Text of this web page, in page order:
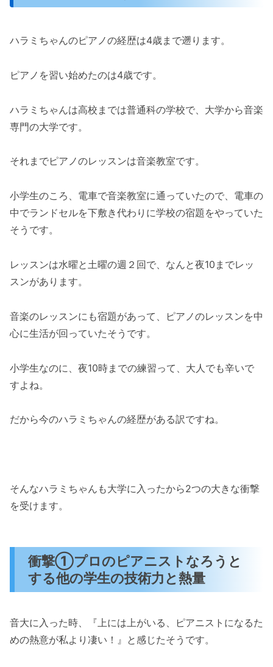
ハラミちゃんのピアノの経歴は4歳まで遡ります。
ピアノを習い始めたのは4歳です。
ハラミちゃんは高校までは普通科の学校で、大学から音楽
専門の大学です。
それまでピアノのレッスンは音楽教室です。
小学生のころ、電車で音楽教室に通っていたので、電車の
中でランドセルを下敷き代わりに学校の宿題をやっていた
そうです。
レッスンは水曜と土曜の週２回で、なんと夜10までレッ
スンがあります。
音楽のレッスンにも宿題があって、ピアノのレッスンを中
心に生活が回っていたそうです。
小学生なのに、夜10時までの練習って、大人でも辛いで
すよね。
だから今のハラミちゃんの経歴がある訳ですね。
そんなハラミちゃんも大学に入ったから2つの大きな衝撃
を受けます。
衝撃①プロのピアニストなろうと
する他の学生の技術力と熱量
音大に入った時、『上には上がいる、ピアニストになるた
めの熱意が私より凄い！』と感じたそうです。